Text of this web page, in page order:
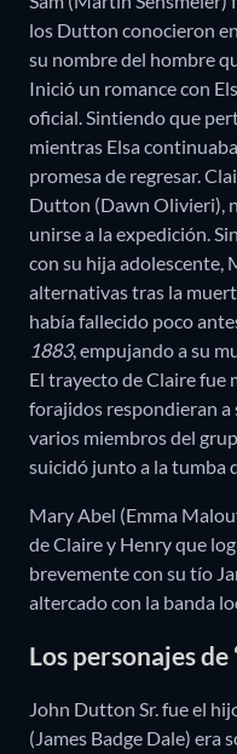
los Dutton conocieron en
su nombre del hombre
Inició un romance con
oficial. Sintiendo que
mientras Elsa
promesa de regresar.
Dutton (Dawn Olivieri),
unirse a la expedición.
con su hija adolescente,
alternativas tras la
había fallecido poco
1883, empujando a su
El trayecto de Claire fue
forajidos respondieran a
varios miembros del
suicidó junto a la tumba
Mary Abel (Emma
de Claire y Henry que
brevemente con su tío
altercado con la banda
Los personajes de
John Dutton Sr. fue el
(James Badge Dale) era